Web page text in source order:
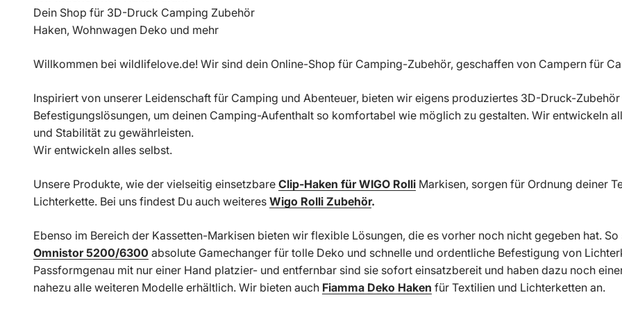
Dein Shop für 3D-Druck Camping Zubehör
Haken, Wohnwagen Deko und mehr
Willkommen bei wildlifelove.de! Wir sind dein Online-Shop für Camping-Zubehör, geschaffen von Campern für
Inspiriert von unserer Leidenschaft für Camping und Abenteuer, bieten wir eigens produziertes 3D-Druck-
Befestigungslösungen, um deinen Camping-Aufenthalt so komfortabel wie möglich zu gestalten. Wir entwickeln
und Stabilität zu gewährleisten.
Wir entwickeln alles selbst.
Unsere Produkte, wie der vielseitig einsetzbare Clip-Haken für WIGO Rolli Markisen, sorgen für Ordnung deiner
Lichterkette. Bei uns findest Du auch weiteres Wigo Rolli Zubehör.
Ebenso im Bereich der Kassetten-Markisen bieten wir flexible Lösungen, die es vorher noch nicht gegeben hat.
Omnistor 5200/6300 absolute Gamechanger für tolle Deko und schnelle und ordentliche Befestigung von
Passformgenau mit nur einer Hand platzier- und entfernbar sind sie sofort einsatzbereit und haben dazu noch
nahezu alle weiteren Modelle erhältlich. Wir bieten auch Fiamma Deko Haken für Textilien und Lichterketten an.